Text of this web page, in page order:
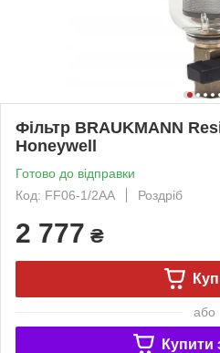
Фільтр BRAUKMANN
Honeywell
Готово до відправки
Код: FF06-1/2AA
Роздріб
2 777 ₴
або
Купити